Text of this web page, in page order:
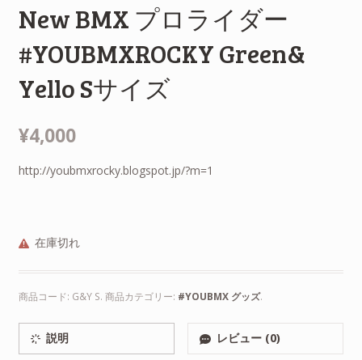
New BMX プロライダー
#YOUBMXROCKY Green&
Yello Sサイズ
¥4,000
http://youbmxrocky.blogspot.jp/?m=1
在庫切れ
商品コード: G&Y S. 商品カテゴリー: #YOUBMX グッズ.
説明 レビュー (0)